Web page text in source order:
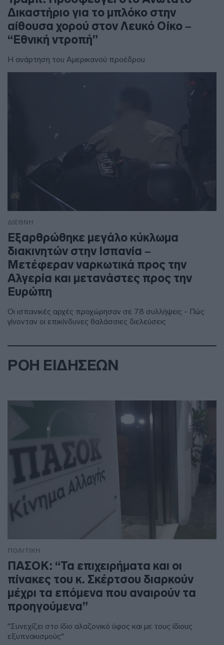
Δικαστήριο για το μπλόκο στην
αίθουσα χορού στον Λευκό Οίκο –
“Εθνική ντροπή”
Η ανάρτηση του Αμερικανού προέδρου
ΔΙΕΘΝΗ
Εξαρθρώθηκε μεγάλο κύκλωμα
διακινητών στην Ισπανία –
Μετέφεραν ναρκωτικά προς την
Αλγερία και μετανάστες προς την
Ευρώπη
Οι ισπανικές αρχές προχώρησαν σε 78 συλλήψεις - Πώς
γίνονταν οι επικίνδυνες θαλάσσιες διελεύσεις
ΡΟΗ ΕΙΔΗΣΕΩΝ
ΠΟΛΙΤΙΚΗ
ΠΑΣΟΚ: “Τα επιχειρήματα και οι
πίνακες του κ. Σκέρτσου διαρκούν
μέχρι τα επόμενα που αναιρούν τα
προηγούμενα”
"Συνεχίζει στο ίδιο αλαζονικό ύφος και με τους ίδιους
εξυπνακισμούς"